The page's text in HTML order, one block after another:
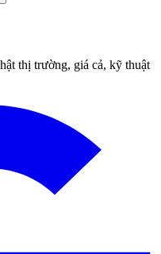
thị trường, giá cả, kỹ thuật